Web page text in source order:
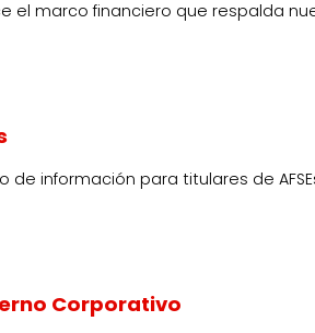
el marco financiero que respalda
de información para titulares de
Corporativo